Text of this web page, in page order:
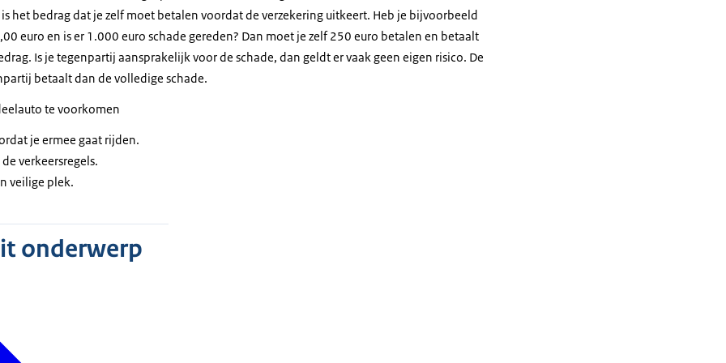
het bedrag dat je zelf moet betalen voordat de verzekering uitkeert. Heb je bijvoorbeeld
euro en is er 1.000 euro schade gereden? Dan moet je zelf 250 euro betalen en betaalt
Is je tegenpartij aansprakelijk voor de schade, dan geldt er vaak geen eigen risico. De
betaalt dan de volledige schade.
te voorkomen
je ermee gaat rijden.
verkeersregels.
veilige plek.
onderwerp